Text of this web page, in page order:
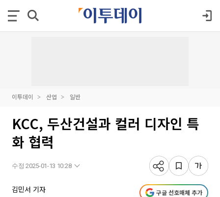
이투데이 산업 일반
KCC, 두산건설과 컬러 디자인 특
화 협력
수정 2025-01-13 10:28
김민서 기자 구글 선호매체 추가